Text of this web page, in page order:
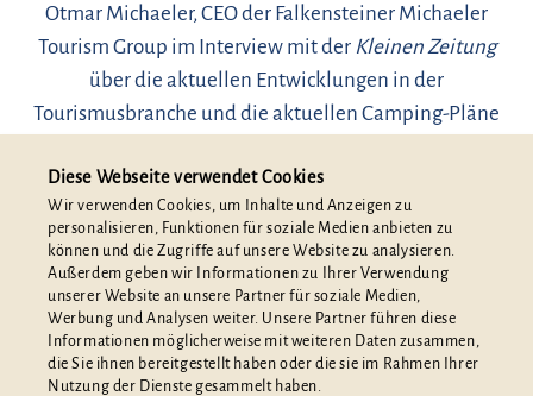
Diese Webseite verwendet Cookies
Wir verwenden Cookies, um Inhalte und Anzeigen zu
personalisieren, Funktionen für soziale Medien anbieten zu
können und die Zugriffe auf unsere Website zu analysieren.
Außerdem geben wir Informationen zu Ihrer Verwendung
unserer Website an unsere Partner für soziale Medien,
Werbung und Analysen weiter. Unsere Partner führen diese
Informationen möglicherweise mit weiteren Daten zusammen,
die Sie ihnen bereitgestellt haben oder die sie im Rahmen Ihrer
Nutzung der Dienste gesammelt haben.
Otmar Michaeler, CEO der Falkensteiner Michaeler
Tourism Group im Interview mit der Kleinen Zeitung
über die aktuellen Entwicklungen in der
Tourismusbranche und die aktuellen Camping-Pläne
MEHR ERFAHREN